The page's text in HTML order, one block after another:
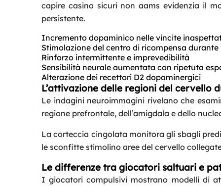
capire casino sicuri non aams evidenzia il
persistente.
Incremento dopaminico nelle vincite
Stimolazione del centro di ricompensa durante
Rinforzo intermittente e imprevedibilità
Sensibilità neurale aumentata con ripetuta
Alterazione dei recettori D2 dopaminergici
L’attivazione delle regioni del cervello
Le indagini neuroimmagini rivelano che
regione prefrontale, dell’amigdala e dello
La corteccia cingolata monitora gli sbagli
le sconfitte stimolino aree del cervello
Le differenze tra giocatori saltuari e
I giocatori compulsivi mostrano modelli di